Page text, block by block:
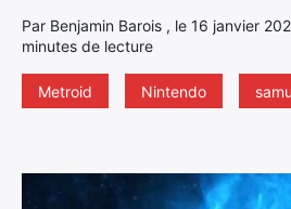
Par Benjamin Barois , le 16 janvier
minutes de lecture
Metroid Nintendo